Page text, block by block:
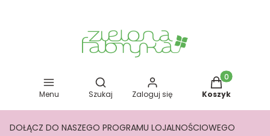
Menu
Otwórz wyszukiwarkę
Szukaj Zaloguj się
Produkty w
Koszyk
DOŁĄCZ DO NASZEGO PROGRAMU LOJALNOŚCIOWEGO